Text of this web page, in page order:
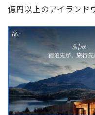
億円以上のアイランド